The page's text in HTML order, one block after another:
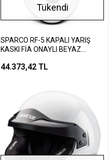
Tükendi
SPARCO RF-5 KAPALI YARIŞ
KASKI FİA ONAYLI BEYAZ
44.373,42 TL